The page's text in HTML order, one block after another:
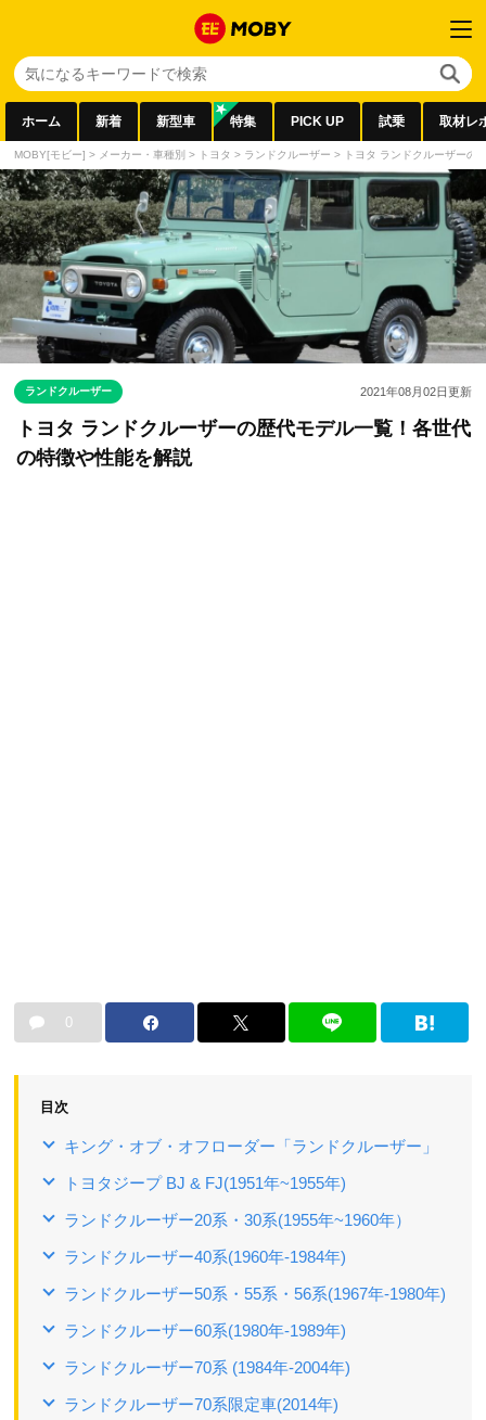
ホーム 新着 新型車 特集 PICK UP 試乗 取材レ
MOBY[モビー] > メーカー・車種別 > トヨタ > ランドクルーザー > トヨタ ランドクルーザーの
ランドクルーザー 2021年08月02日更新
トヨタ ランドクルーザーの歴代モデル一覧！各世代
の特徴や性能を解説
0
目次
キング・オブ・オフローダー「ランドクルーザー」
トヨタジープ BJ & FJ(1951年~1955年)
ランドクルーザー20系・30系(1955年~1960年）
ランドクルーザー40系(1960年-1984年)
ランドクルーザー50系・55系・56系(1967年-1980年)
ランドクルーザー60系(1980年-1989年)
ランドクルーザー70系 (1984年-2004年)
ランドクルーザー70系限定車(2014年)